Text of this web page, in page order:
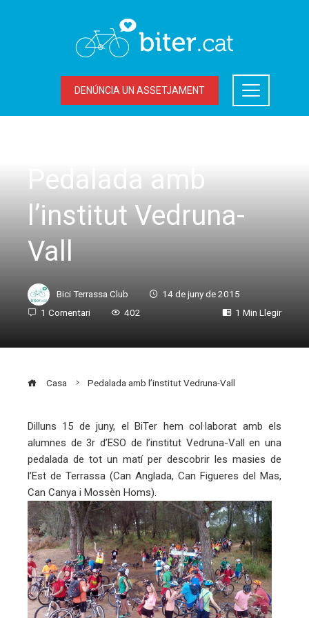
DENÚNCIA UN ASSETJAMENT
Pedalada amb
l’institut Vedruna-
Vall
Bici Terrassa Club
14 de juny de 2015
1 Comentari
402 1 Min Llegir
Casa Pedalada amb l’institut Vedruna-Vall
Dilluns 15 de juny, el BiTer hem col·laborat amb els
alumnes de 3r d’ESO de l’institut Vedruna-Vall en una
pedalada de tot un matí per descobrir les masies de
l’Est de Terrassa (Can Anglada, Can Figueres del Mas,
Can Canya i Mossèn Homs).